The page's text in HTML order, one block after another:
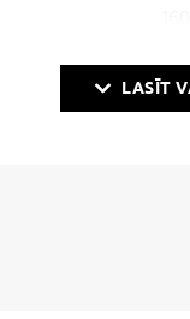
atsauces vērtība
(95 %
LASĪT